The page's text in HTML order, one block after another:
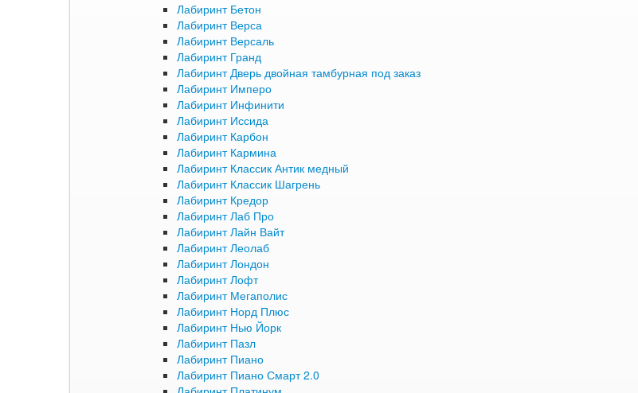
Лабиринт Бетон
Лабиринт Верса
Лабиринт Версаль
Лабиринт Гранд
Лабиринт Дверь двойная тамбурная под заказ
Лабиринт Имперо
Лабиринт Инфинити
Лабиринт Иссида
Лабиринт Карбон
Лабиринт Кармина
Лабиринт Классик Антик медный
Лабиринт Классик Шагрень
Лабиринт Кредор
Лабиринт Лаб Про
Лабиринт Лайн Вайт
Лабиринт Леолаб
Лабиринт Лондон
Лабиринт Лофт
Лабиринт Мегаполис
Лабиринт Норд Плюс
Лабиринт Нью Йорк
Лабиринт Пазл
Лабиринт Пиано
Лабиринт Пиано Смарт 2.0